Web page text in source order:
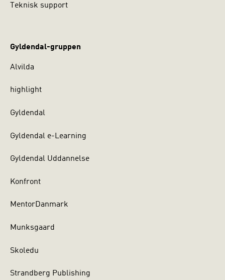
Teknisk support
Gyldendal-gruppen
Alvilda
highlight
Gyldendal
Gyldendal e-Learning
Gyldendal Uddannelse
Konfront
MentorDanmark
Munksgaard
Skoledu
Strandberg Publishing